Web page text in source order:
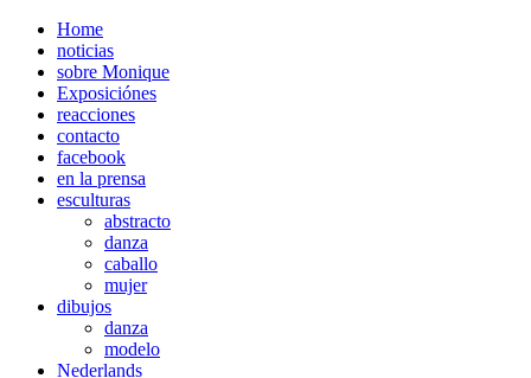
Home
noticias
sobre Monique
Exposiciónes
reacciones
contacto
facebook
en la prensa
esculturas
abstracto
danza
caballo
mujer
dibujos
danza
modelo
Nederlands